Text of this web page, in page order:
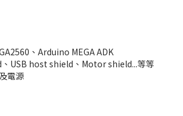
、Arduino MEGA ADK
USB host shield、Motor shield...等等
電源